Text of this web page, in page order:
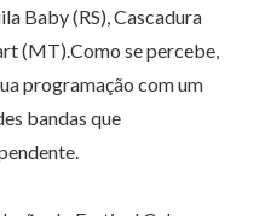
Baby (RS), Cascadura
(MT).Como se percebe,
programação com um
bandas que